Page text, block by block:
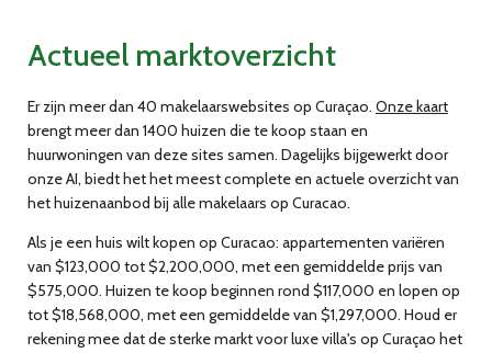
Actueel marktoverzicht
Er zijn meer dan 40 makelaarswebsites op Curaçao. Onze kaart
brengt meer dan 1400 huizen die te koop staan en
huurwoningen van deze sites samen. Dagelijks bijgewerkt door
onze AI, biedt het het meest complete en actuele overzicht van
het huizenaanbod bij alle makelaars op Curacao.
Als je een huis wilt kopen op Curacao: appartementen variëren
van $123,000 tot $2,200,000, met een gemiddelde prijs van
$575,000. Huizen te koop beginnen rond $117,000 en lopen op
tot $18,568,000, met een gemiddelde van $1,297,000. Houd er
rekening mee dat de sterke markt voor luxe villa's op Curaçao het